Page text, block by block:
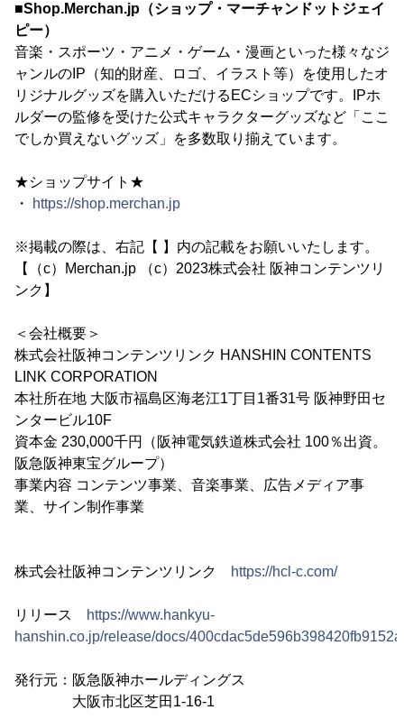
■Shop.Merchan.jp（ショップ・マーチャンドットジェイ
ピー）
音楽・スポーツ・アニメ・ゲーム・漫画といった様々なジ
ャンルのIP（知的財産、ロゴ、イラスト等）を使用したオ
リジナルグッズを購入いただけるECショップです。IPホ
ルダーの監修を受けた公式キャラクターグッズなど「ここ
でしか買えないグッズ」を多数取り揃えています。
★ショップサイト★
・
https://shop.merchan.jp
※掲載の際は、右記【 】内の記載をお願いいたします。
【（c）Merchan.jp （c）2023株式会社 阪神コンテンツリ
ンク】
＜会社概要＞
株式会社阪神コンテンツリンク HANSHIN CONTENTS
LINK CORPORATION
本社所在地 大阪市福島区海老江1丁目1番31号 阪神野田セ
ンタービル10F
資本金 230,000千円（阪神電気鉄道株式会社 100％出資。
阪急阪神東宝グループ）
事業内容 コンテンツ事業、音楽事業、広告メディア事
業、サイン制作事業
株式会社阪神コンテンツリンク https://hcl-c.com/
リリース
https://www.hankyu-
hanshin.co.jp/release/docs/
発行元：阪急阪神ホールディングス
大阪市北区芝田1-16-1